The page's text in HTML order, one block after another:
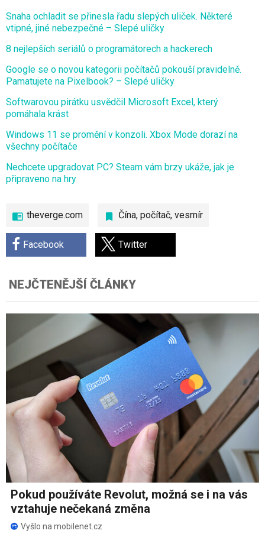
theverge.com Čína, počítač, vesmír
Facebook Twitter
Snaha ochladit se přinesla řadu slepých uliček. Některé
vtipné, jiné nebezpečné – Slepé uličky
8 nejlepších seriálů o programátorech a hackerech
Google se o novou kategorii počítačů pokouší pravidelně.
Pamatujete na Pixelbook? – Slepé uličky
Softwarovou pirátku usvědčil Microsoft Excel, který
pomáhala krást
Windows 11 se promění v konzoli. Xbox Mode dorazí na
všechny počítače
Nechcete upgradovat PC? Steam vám brzy ukáže, jak je
připraveno na hry
NEJČTENĚJŠÍ ČLÁNKY
Pokud používáte Revolut, možná se i na vás
vztahuje nečekaná změna
Vyšlo na mobilenet.cz